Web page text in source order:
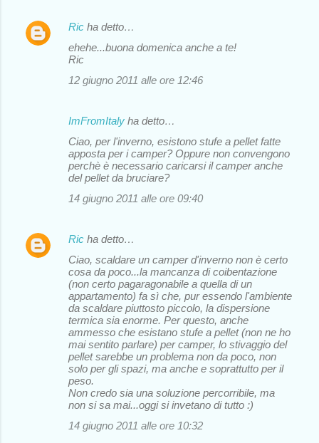
n
Ric ha detto…
ehehe...buona domenica anche a te!
Ric
12 giugno 2011 alle ore 12:46
ImFromItaly ha detto…
Ciao, per l'inverno, esistono stufe a pellet fatte
apposta per i camper? Oppure non convengono
perchè è necessario caricarsi il camper anche
del pellet da bruciare?
14 giugno 2011 alle ore 09:40
Ric ha detto…
Ciao, scaldare un camper d'inverno non è certo
cosa da poco...la mancanza di coibentazione
(non certo pagaragonabile a quella di un
appartamento) fa sì che, pur essendo l'ambiente
da scaldare piuttosto piccolo, la dispersione
termica sia enorme. Per questo, anche
ammesso che esistano stufe a pellet (non ne ho
mai sentito parlare) per camper, lo stivaggio del
pellet sarebbe un problema non da poco, non
solo per gli spazi, ma anche e soprattutto per il
peso.
Non credo sia una soluzione percorribile, ma
non si sa mai...oggi si invetano di tutto :)
14 giugno 2011 alle ore 10:32